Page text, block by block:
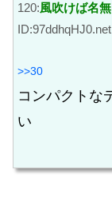
120:風吹けば名
ID:97ddhqHJ0.net
>>30
コンパクトな
い